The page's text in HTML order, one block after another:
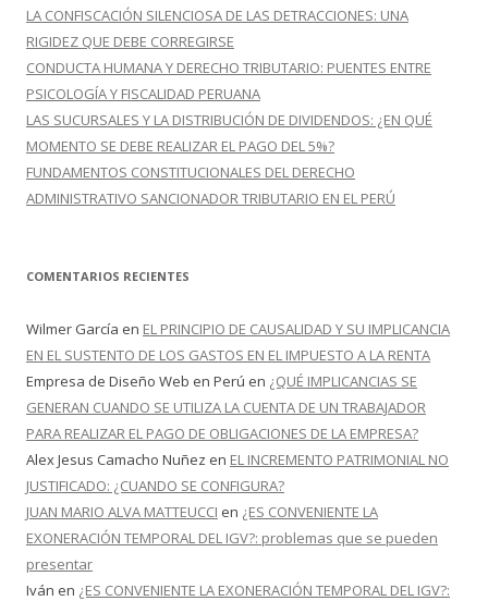
LA CONFISCACIÓN SILENCIOSA DE LAS DETRACCIONES: UNA
RIGIDEZ QUE DEBE CORREGIRSE
CONDUCTA HUMANA Y DERECHO TRIBUTARIO: PUENTES ENTRE
PSICOLOGÍA Y FISCALIDAD PERUANA
LAS SUCURSALES Y LA DISTRIBUCIÓN DE DIVIDENDOS: ¿EN QUÉ
MOMENTO SE DEBE REALIZAR EL PAGO DEL 5%?
FUNDAMENTOS CONSTITUCIONALES DEL DERECHO
ADMINISTRATIVO SANCIONADOR TRIBUTARIO EN EL PERÚ
COMENTARIOS RECIENTES
Wilmer García en EL PRINCIPIO DE CAUSALIDAD Y SU IMPLICANCIA
EN EL SUSTENTO DE LOS GASTOS EN EL IMPUESTO A LA RENTA
Empresa de Diseño Web en Perú en ¿QUÉ IMPLICANCIAS SE
GENERAN CUANDO SE UTILIZA LA CUENTA DE UN TRABAJADOR
PARA REALIZAR EL PAGO DE OBLIGACIONES DE LA EMPRESA?
Alex Jesus Camacho Nuñez en EL INCREMENTO PATRIMONIAL NO
JUSTIFICADO: ¿CUANDO SE CONFIGURA?
JUAN MARIO ALVA MATTEUCCI en ¿ES CONVENIENTE LA
EXONERACIÓN TEMPORAL DEL IGV?: problemas que se pueden
presentar
Iván en ¿ES CONVENIENTE LA EXONERACIÓN TEMPORAL DEL IGV?: